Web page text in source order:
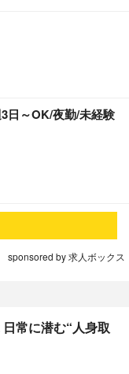
日～OK/夜勤/未経験
sponsored by 求人ボックス
常に潜む“人身取